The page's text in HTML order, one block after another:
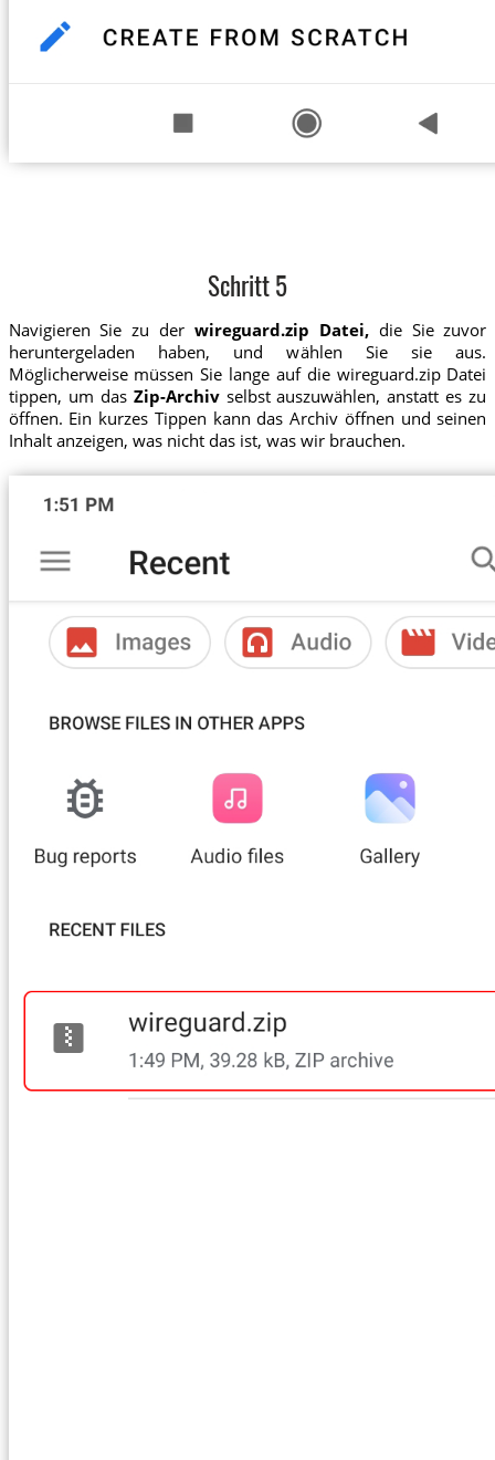
Schritt 5
Navigieren Sie zu der wireguard.zip Datei,die Sie zuvor
heruntergeladen haben, und wählen Sie sie aus.
Möglicherweise müssen Sie lange auf die wireguard.zip Datei
tippen, um das Zip-Archivselbst auszuwählen, anstatt es zu
öffnen. Ein kurzes Tippen kann das Archiv öffnen und seinen
Inhalt anzeigen, was nicht das ist, was wir brauchen.